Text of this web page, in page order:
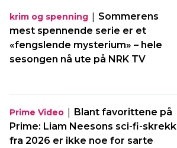
krim og spenning | Sommerens
mest spennende serie er et
«fengslende mysterium» – hele
sesongen nå ute på NRK TV
Prime Video | Blant favorittene på
Prime: Liam Neesons sci-fi-skrekk
fra 2026 er ikke noe for sarte